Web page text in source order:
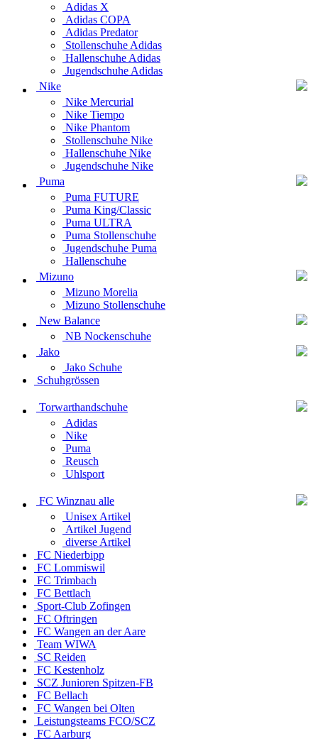
Adidas X
Adidas COPA
Adidas Predator
Stollenschuhe Adidas
Hallenschuhe Adidas
Jugendschuhe Adidas
Nike
Nike Mercurial
Nike Tiempo
Nike Phantom
Stollenschuhe Nike
Hallenschuhe Nike
Jugendschuhe Nike
Puma
Puma FUTURE
Puma King/Classic
Puma ULTRA
Puma Stollenschuhe
Jugendschuhe Puma
Hallenschuhe
Mizuno
Mizuno Morelia
Mizuno Stollenschuhe
New Balance
NB Nockenschuhe
Jako
Jako Schuhe
Schuhgrössen
Torwarthandschuhe
Adidas
Nike
Puma
Reusch
Uhlsport
FC Winznau alle
Unisex Artikel
Artikel Jugend
diverse Artikel
FC Niederbipp
FC Lommiswil
FC Trimbach
FC Bettlach
Sport-Club Zofingen
FC Oftringen
FC Wangen an der Aare
Team WIWA
SC Reiden
FC Kestenholz
SCZ Junioren Spitzen-FB
FC Bellach
FC Wangen bei Olten
Leistungsteams FCO/SCZ
FC Aarburg